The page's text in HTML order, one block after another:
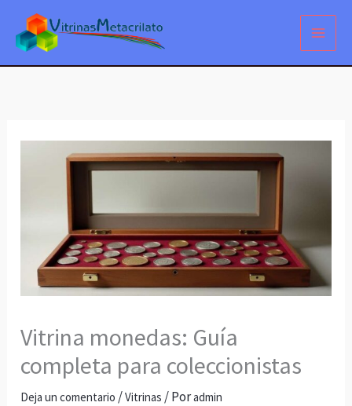
contenido
Vitrina monedas: Guía
completa para coleccionistas
Deja un comentario /Vitrinas / Poradmin